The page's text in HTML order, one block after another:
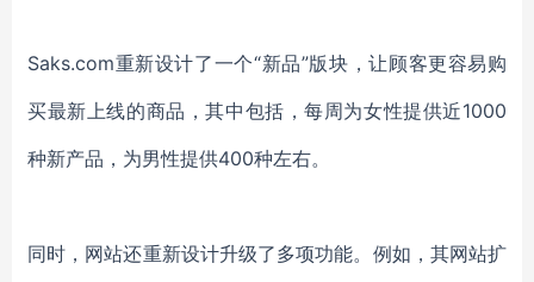
Saks.com重新设计了一个“新品”版块，让顾客更容易购
买最新上线的商品 ，其中包括，每周为女性提供近1000
种新产品，为男性提供400种左右。
同时， 网站还重新设计升级了多项功能。例如，其网站扩